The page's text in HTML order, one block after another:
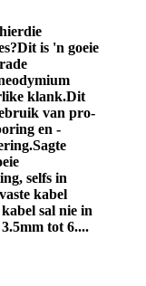
is 'n goeie
klank.Dit
van pro-
en -
selfs in
kabel
sal nie in
tot 6....